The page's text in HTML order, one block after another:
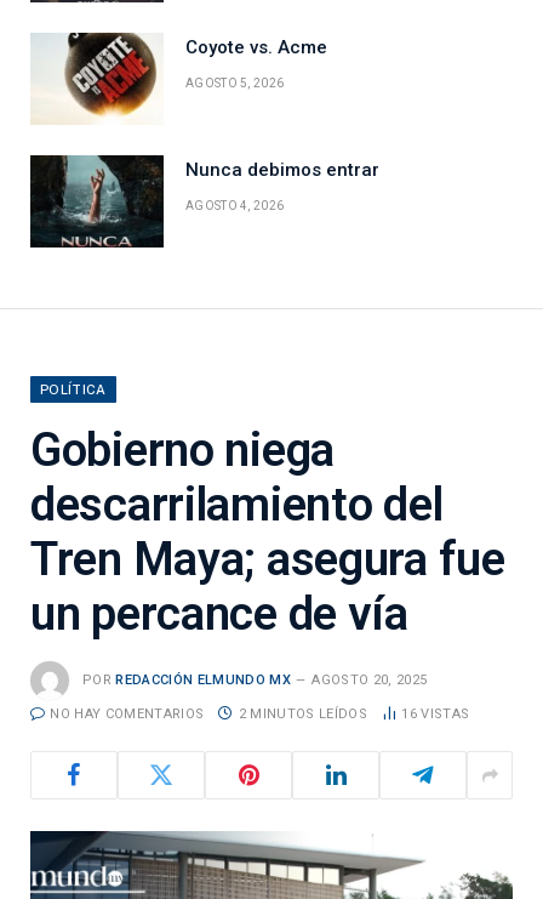
Coyote vs. Acme
AGOSTO 5, 2026
Nunca debimos entrar
AGOSTO 4, 2026
POLÍTICA
Gobierno niega
descarrilamiento del
Tren Maya; asegura fue
un percance de vía
POR REDACCIÓN ELMUNDO MX AGOSTO 20, 2025
NO HAY COMENTARIOS 2 MINUTOS LEÍDOS 16VISTAS